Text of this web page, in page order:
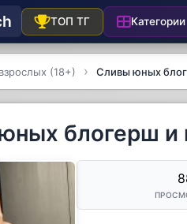
ТОП ТГ Категории
(18+) Сливы юных
блогерш и